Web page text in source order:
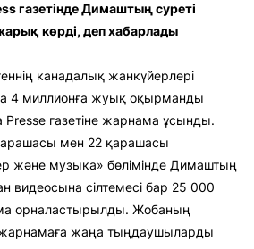
газетінде Димаштың суреті
көрді, деп хабарлады
канадалық жанкүйерлері
4 миллионға жуық оқырманды
Presse газетіне жарнама ұсынды.
мен 22 қарашасы
және музыка» бөлімінде Димаштың
видеосына сілтемесі бар 25 000
орналастырылды. Жобаның
жаңа тыңдаушыларды